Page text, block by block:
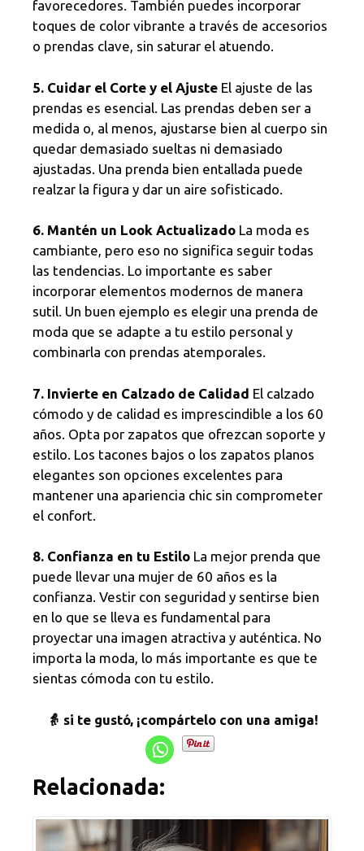
favorecedores. También puedes incorporar
toques de color vibrante a través de accesorios
o prendas clave, sin saturar el atuendo.
5. Cuidar el Corte y el Ajuste El ajuste de las
prendas es esencial. Las prendas deben ser a
medida o, al menos, ajustarse bien al cuerpo sin
quedar demasiado sueltas ni demasiado
ajustadas. Una prenda bien entallada puede
realzar la figura y dar un aire sofisticado.
6. Mantén un Look Actualizado La moda es
cambiante, pero eso no significa seguir todas
las tendencias. Lo importante es saber
incorporar elementos modernos de manera
sutil. Un buen ejemplo es elegir una prenda de
moda que se adapte a tu estilo personal y
combinarla con prendas atemporales.
7. Invierte en Calzado de Calidad El calzado
cómodo y de calidad es imprescindible a los 60
años. Opta por zapatos que ofrezcan soporte y
estilo. Los tacones bajos o los zapatos planos
elegantes son opciones excelentes para
mantener una apariencia chic sin comprometer
el confort.
8. Confianza en tu Estilo La mejor prenda que
puede llevar una mujer de 60 años es la
confianza. Vestir con seguridad y sentirse bien
en lo que se lleva es fundamental para
proyectar una imagen atractiva y auténtica. No
importa la moda, lo más importante es que te
sientas cómoda con tu estilo.
👵 si te gustó, ¡compártelo con una amiga!
Relacionada: